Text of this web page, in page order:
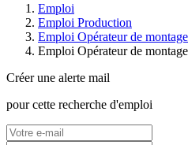
Emploi
Emploi Production
Emploi Opérateur de
Emploi Opérateur de
Créer une alerte mail
pour cette recherche d'emploi